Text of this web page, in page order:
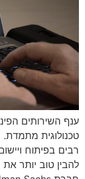
ענף השירותים
טכנולוגית
רבים בפיתוח
להבין טוב יותר